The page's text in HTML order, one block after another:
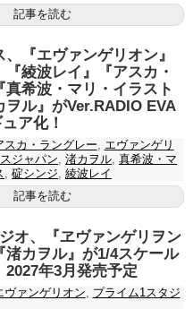
記事を読む
『エヴァンゲリオン』
綾波レイ』『アスカ・
真希波・マリ・イラスト
ヲル』がVer.RADIO EVA
ア化！
スカ・ラングレー, エヴァンゲリ
ジャパン, 渚カヲル, 真希波・マ
, 碇シンジ, 綾波レイ
記事を読む
オ、『ヱヴァンゲリヲン
渚カヲル』が1/4スケール
2027年3月発売予定
ヴァンゲリオン, プライム1スタジ